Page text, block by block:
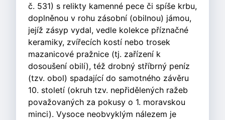
č. 531) s relikty kamenné pece či spíše krbu,
doplněnou v rohu zásobní (obilnou) jámou,
jejíž zásyp vydal, vedle kolekce příznačné
keramiky, zvířecích kostí nebo trosek
mazanicové pražnice (tj. zařízení k
dosoušení obilí), též drobný stříbrný peníz
(tzv. obol) spadající do samotného závěru
10. století (okruh tzv. nepřidělených ražeb
považovaných za pokusy o 1. moravskou
minci). Vysoce neobvyklým nálezem je